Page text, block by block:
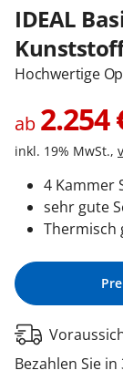
Kontakt /
IDEAL
Kunststoff
Hochwertige
ab 2.254
inkl. 19% MwSt.,
4 Kammer
sehr gute
Thermisch
Bezahlen Sie